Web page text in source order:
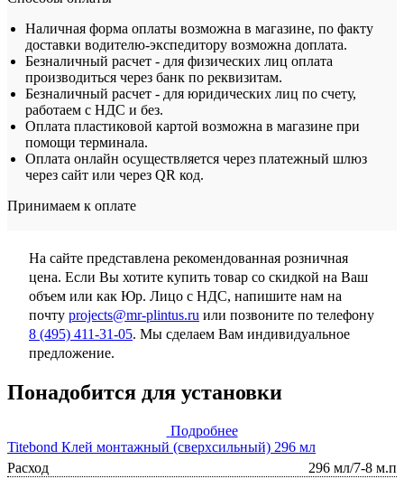
Наличная форма оплаты возможна в магазине, по факту
доставки водителю-экспедитору возможна доплата.
Безналичный расчет - для физических лиц оплата
производиться через банк по реквизитам.
Безналичный расчет - для юридических лиц по счету,
работаем с НДС и без.
Оплата пластиковой картой возможна в магазине при
помощи терминала.
Оплата онлайн осуществляется через платежный шлюз
через сайт или через QR код.
Принимаем к оплате
На сайте представлена рекомендованная розничная
цена. Если Вы хотите купить товар со скидкой на Ваш
объем или как Юр. Лицо с НДС, напишите нам на
почту projects@mr-plintus.ru или позвоните по телефону
8 (495) 411-31-05. Мы сделаем Вам индивидуальное
предложение.
Понадобится для установки
Подробнее
Titebond Клей монтажный (сверхсильный) 296 мл
Расход
296 мл/7-8 м.п